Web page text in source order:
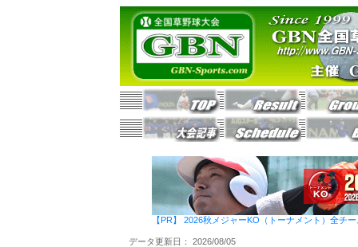
【PR】 2026秋メジャーKO（トーナメント）全チ
データ更新日： 2026/08/05